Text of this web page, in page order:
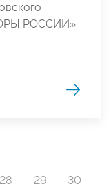
РОССИИ»
28 29 30